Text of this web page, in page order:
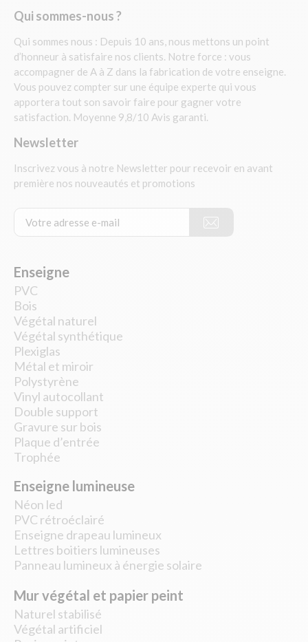
Qui sommes-nous ?
Qui sommes nous : Depuis 10 ans, nous mettons un point
d’honneur à satisfaire nos clients. Notre force : vous
accompagner de A à Z dans la fabrication de votre enseigne.
Vous pouvez compter sur une équipe experte qui vous
apportera tout son savoir faire pour gagner votre
satisfaction. Moyenne 9,8/10 Avis garanti.
Newsletter
Inscrivez vous à notre Newsletter pour recevoir en avant
première nos nouveautés et promotions
Enseigne
PVC
Bois
Végétal naturel
Végétal synthétique
Plexiglas
Métal et miroir
Polystyrène
Vinyl autocollant
Double support
Gravure sur bois
Plaque d’entrée
Trophée
Enseigne lumineuse
Néon led
PVC rétroéclairé
Enseigne drapeau lumineux
Lettres boitiers lumineuses
Panneau lumineux à énergie solaire
Mur végétal et papier peint
Naturel stabilisé
Végétal artificiel